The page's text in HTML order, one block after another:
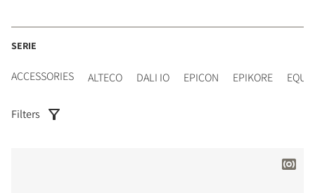
SERIE
ACCESSORIES ALTECO DALI IO EPICON EPIKORE EQUI
Filters